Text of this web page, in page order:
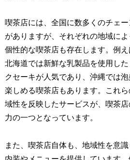
喫茶店には、全国に数多くのチェ
がありますが、それぞれの地域によ
個性的な喫茶店も存在します。例え
北海道では新鮮な乳製品を使用し
クセーキが人気であり、沖縄では泡
楽しめる喫茶店もあります。これ
域性を反映したサービスが、喫茶
力の一つとなっています。
また、喫茶店自体も、地域性を意識